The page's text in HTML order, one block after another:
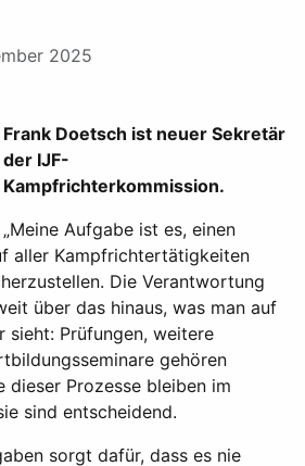
2025
Frank Doetsch ist neuer Sekretär
der IJF-
Kampfrichterkommission.
„Meine Aufgabe ist es, einen
aller Kampfrichtertätigkeiten
Die Verantwortung
über das hinaus, was man auf
sieht: Prüfungen, weitere
gehören
dieser Prozesse bleiben im
sind entscheidend.
sorgt dafür, dass es nie